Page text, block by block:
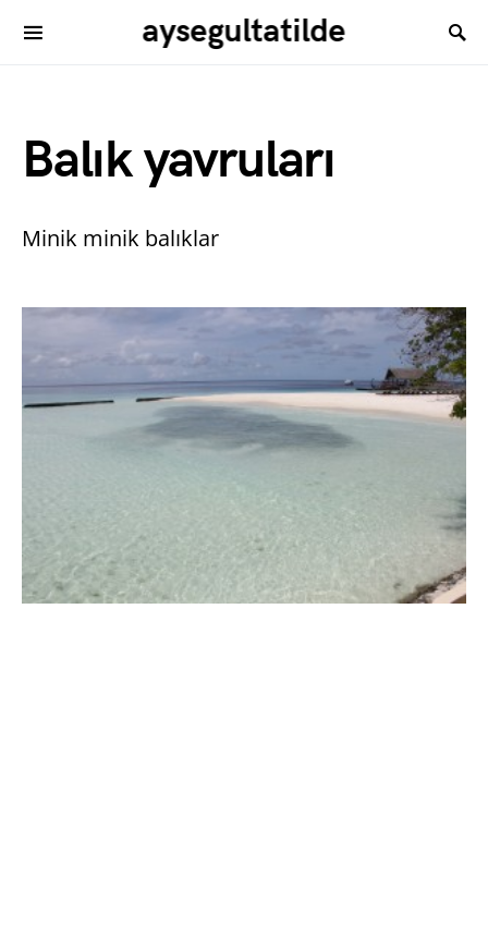
aysegultatilde
Balık yavruları
Minik minik balıklar